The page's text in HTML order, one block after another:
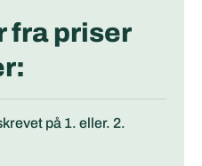
fra priser
på 1. eller. 2.